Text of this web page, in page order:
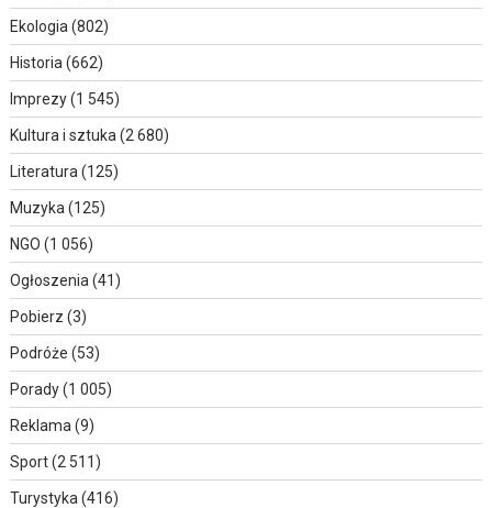
Ekologia (802)
Historia (662)
Imprezy(1 545)
Kultura i sztuka (2 680)
Literatura (125)
Muzyka (125)
NGO (1 056)
Ogłoszenia (41)
Pobierz (3)
Podróże (53)
Porady(1 005)
Reklama (9)
Sport(2 511)
Turystyka (416)